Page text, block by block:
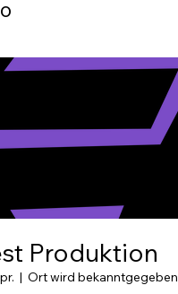
Produktion
  |
Ort wird bekanntgegeben